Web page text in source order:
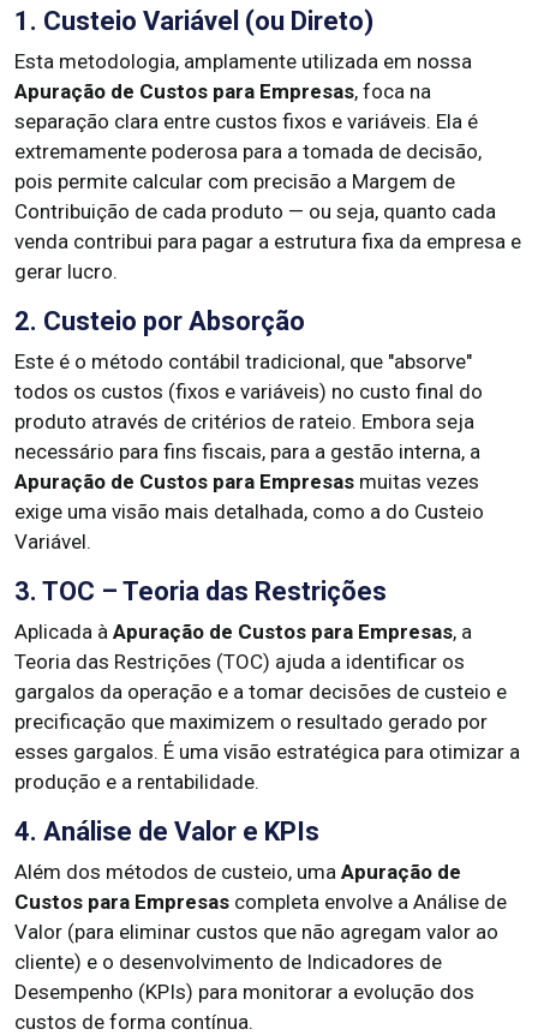
1. Custeio Variável (ou Direto)
Esta metodologia, amplamente utilizada em nossa
Apuração de Custos para Empresas, foca na
separação clara entre custos fixos e variáveis. Ela é
extremamente poderosa para a tomada de decisão,
pois permite calcular com precisão a Margem de
Contribuição de cada produto — ou seja, quanto cada
venda contribui para pagar a estrutura fixa da empresa e
gerar lucro.
2. Custeio por Absorção
Este é o método contábil tradicional, que "absorve"
todos os custos (fixos e variáveis) no custo final do
produto através de critérios de rateio. Embora seja
necessário para fins fiscais, para a gestão interna, a
Apuração de Custos para Empresas muitas vezes
exige uma visão mais detalhada, como a do Custeio
Variável.
3. TOC – Teoria das Restrições
Aplicada à Apuração de Custos para Empresas, a
Teoria das Restrições (TOC) ajuda a identificar os
gargalos da operação e a tomar decisões de custeio e
precificação que maximizem o resultado gerado por
esses gargalos. É uma visão estratégica para otimizar a
produção e a rentabilidade.
4. Análise de Valor e KPIs
Além dos métodos de custeio, uma Apuração de
Custos para Empresas completa envolve a Análise de
Valor (para eliminar custos que não agregam valor ao
cliente) e o desenvolvimento de Indicadores de
Desempenho (KPIs) para monitorar a evolução dos
custos de forma contínua.